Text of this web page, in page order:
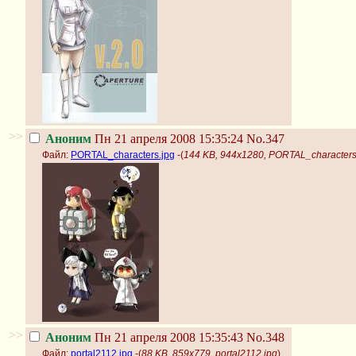
>> Аноним Пн 21 апреля 2008 15:35:24 No.347
Файл: PORTAL_characters.jpg -(144 KB, 944x1280,
>> Аноним Пн 21 апреля 2008 15:35:43 No.348
Файл: portal2112.jpg -(88 KB, 859x779, portal2112.jpg)